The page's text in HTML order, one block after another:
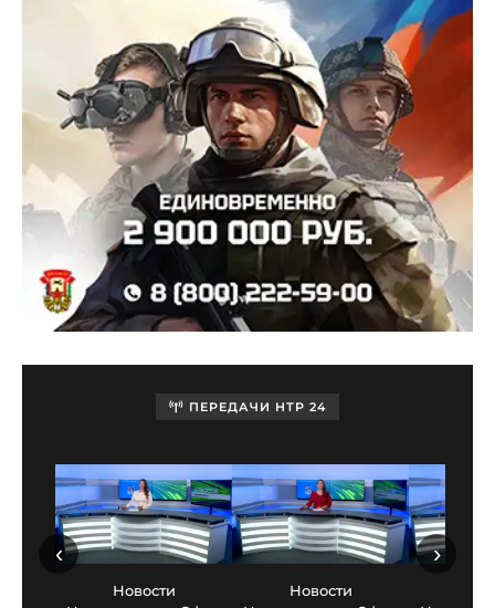
ПЕРЕДАЧИ НТР 24
Новости
Новости
‹ ›